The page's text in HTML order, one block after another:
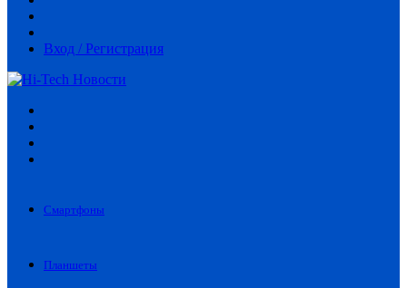
статья
Вход / Регистрация
Смартфоны
Планшеты